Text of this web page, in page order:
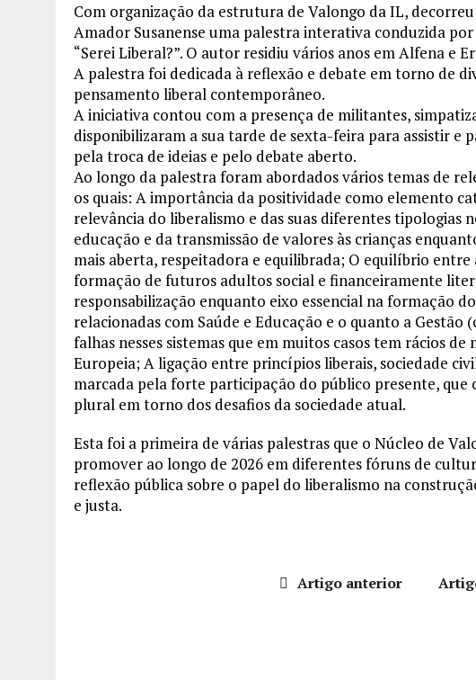
Com organização da estrutura de Valongo da IL,
Amador Susanense uma palestra interativa conduzida
“Serei Liberal?”. O autor residiu vários anos em Alfena e
A palestra foi dedicada à reflexão e debate em torno de
pensamento liberal contemporâneo.
A iniciativa contou com a presença de militantes,
disponibilizaram a sua tarde de sexta-feira para assistir e
pela troca de ideias e pelo debate aberto.
Ao longo da palestra foram abordados vários temas de
os quais: A importância da positividade como elemento
relevância do liberalismo e das suas diferentes tipologias
educação e da transmissão de valores às crianças
mais aberta, respeitadora e equilibrada; O equilíbrio
formação de futuros adultos social e financeiramente
responsabilização enquanto eixo essencial na formação
relacionadas com Saúde e Educação e o quanto a
falhas nesses sistemas que em muitos casos tem rácios
Europeia; A ligação entre princípios liberais, sociedade
marcada pela forte participação do público presente,
plural em torno dos desafios da sociedade atual.
Esta foi a primeira de várias palestras que o Núcleo de
promover ao longo de 2026 em diferentes fóruns de
reflexão pública sobre o papel do liberalismo na
e justa.
Artigo anterior